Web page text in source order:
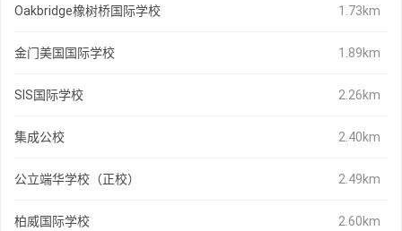
Oakbridge橡树桥国际学校 1.73km
金门美国国际学校 1.89km
SIS国际学校 2.26km
集成公校 2.40km
公立端华学校（正校） 2.49km
柏威国际学校 2.60km